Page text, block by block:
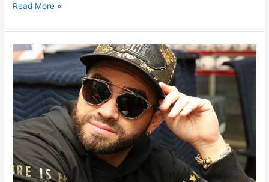
Read More »
Nacho:
“En
esta
etapa
en
solitario
me
siento
bastante
bien”